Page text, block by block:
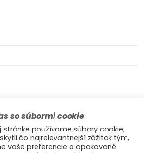
so súbormi cookie
stránke používame súbory cookie,
čo najrelevantnejší zážitok tým,
vaše preferencie a opakované